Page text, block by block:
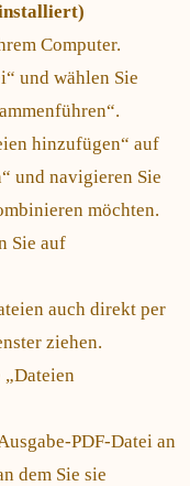
Computer.
und wählen Sie
hinzufügen“ auf
und navigieren Sie
möchten.
Sie auf
auch direkt per
ziehen.
PDF-Datei an
dem Sie sie